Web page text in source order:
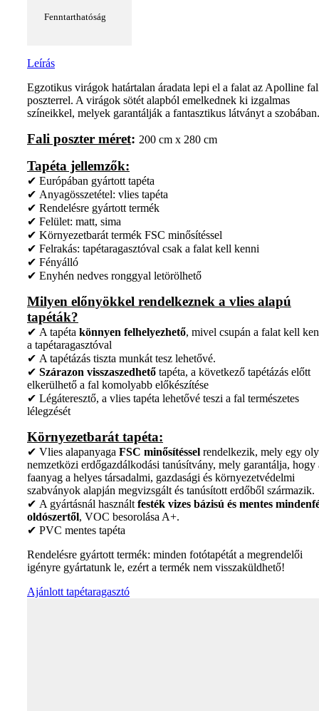
Fenntarthatóság
Leírás
Egzotikus virágok határtalan áradata lepi el a falat az Apolline
poszterrel. A virágok sötét alapból emelkednek ki izgalmas
színeikkel, melyek garantálják a fantasztikus látványt a szobában.
Fali poszter méret: 200 cm x 280 cm
Tapéta jellemzők:
✔ Európában gyártott tapéta
✔ Anyagösszetétel: vlies tapéta
✔ Rendelésre gyártott termék
✔ Felület: matt, sima
✔ Környezetbarát termék FSC minősítéssel
✔ Felrakás: tapétaragasztóval csak a falat kell kenni
✔ Fényálló
✔ Enyhén nedves ronggyal letörölhető
Milyen előnyökkel rendelkeznek a vlies alapú
tapéták?
✔ A tapéta könnyen felhelyezhető, mivel csupán a falat kell
a tapétaragasztóval
✔ A tapétázás tiszta munkát tesz lehetővé.
✔ Szárazon visszaszedhető tapéta, a következő tapétázás előtt
elkerülhető a fal komolyabb előkészítése
✔ Légáteresztő, a vlies tapéta lehetővé teszi a fal természetes
lélegzését
Környezetbarát tapéta:
✔ Vlies alapanyaga FSC minősítéssel rendelkezik, mely egy
nemzetközi erdőgazdálkodási tanúsítvány, mely garantálja, hogy
faanyag a helyes társadalmi, gazdasági és környezetvédelmi
szabványok alapján megvizsgált és tanúsított erdőből származik.
✔ A gyártásnál használt festék vizes bázisú és mentes
oldószertől, VOC besorolása A+.
✔ PVC mentes tapéta
Rendelésre gyártott termék: minden fotótapétát a megrendelői
igényre gyártatunk le, ezért a termék nem visszaküldhető!
Ajánlott tapétaragasztó